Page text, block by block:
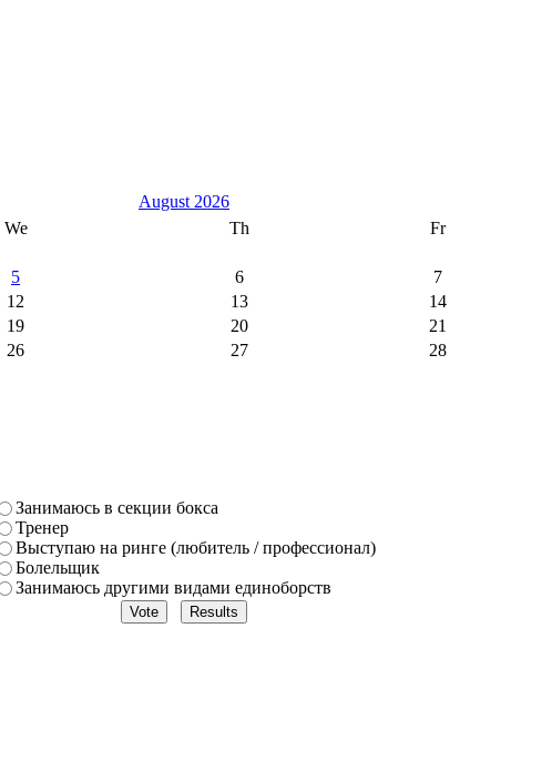
August 2026
We Th Fr
5 6 7
12 13 14
19 20 21
26 27 28
Занимаюсь в секции бокса
Тренер
Выступаю на ринге (любитель / профессионал)
Болельщик
Занимаюсь другими видами единоборств